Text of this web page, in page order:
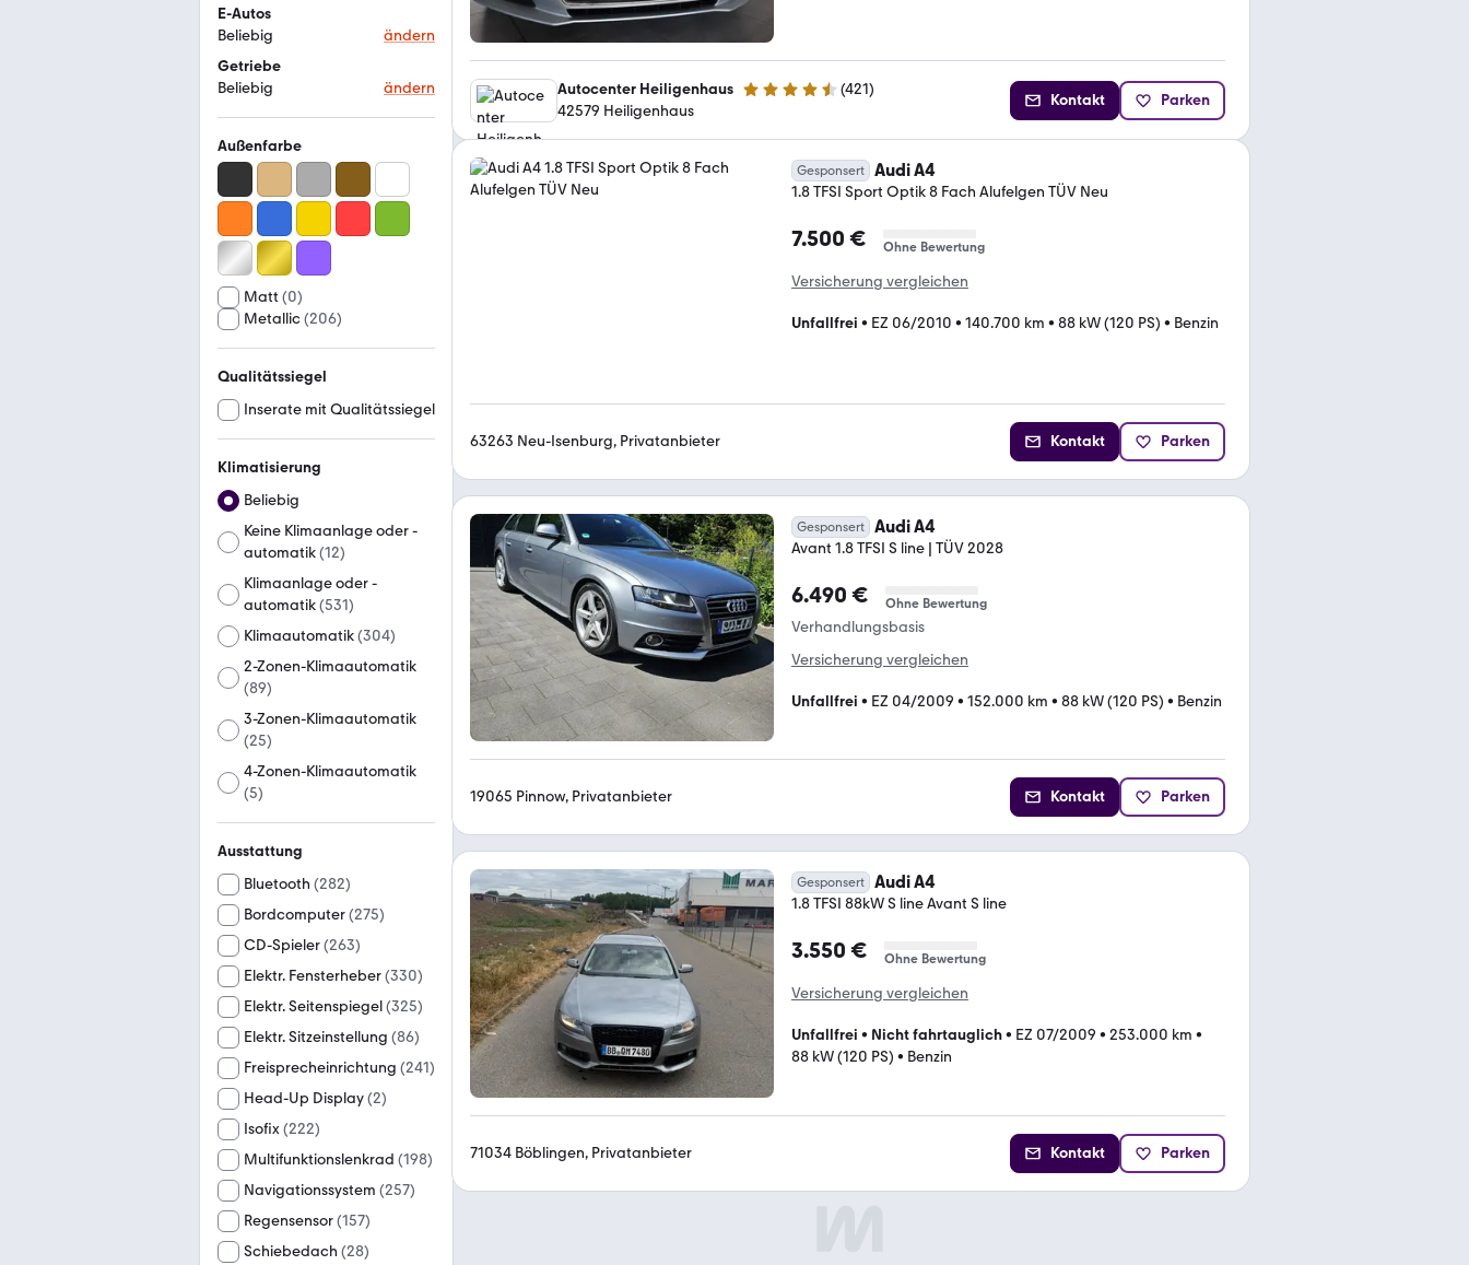
E-Autos
Beliebig
ändern
Getriebe
Beliebig
ändern
Außenfarbe
Matt (0)
Metallic(206)
Qualitätssiegel
Inserate mit Qualitätssiegel
Klimatisierung
Beliebig
Keine Klimaanlage oder -
automatik(12)
Klimaanlage oder -
automatik(531)
Klimaautomatik(304)
2-Zonen-Klimaautomatik
(89)
3-Zonen-Klimaautomatik
(25)
4-Zonen-Klimaautomatik
(5)
Ausstattung
Bluetooth (282)
Bordcomputer(275)
CD-Spieler(263)
Elektr. Fensterheber(330)
Elektr. Seitenspiegel(325)
Elektr. Sitzeinstellung (86)
Freisprecheinrichtung (241)
Head-Up Display(2)
Isofix(222)
Multifunktionslenkrad (198)
Navigationssystem (257)
Regensensor(157)
Schiebedach (28)
Autocenter Heiligenhaus 4.5 Sterne (421)
42579 Heiligenhaus
Kontakt Parken
Gesponsert Audi A4
1.8 TFSI Sport Optik 8 Fach Alufelgen TÜV Neu
7.500 € Ohne Bewertung
Versicherung vergleichen
Unfallfrei • EZ 06/2010 • 140.700 km • 88 kW (120 PS) • Benzin
63263 Neu-Isenburg, Privatanbieter Kontakt Parken
Gesponsert Audi A4
Avant 1.8 TFSI S line | TÜV 2028
6.490 € Ohne Bewertung
Verhandlungsbasis
Versicherung vergleichen
Unfallfrei • EZ 04/2009 • 152.000 km • 88 kW (120 PS) • Benzin
19065 Pinnow, Privatanbieter Kontakt Parken
Gesponsert Audi A4
1.8 TFSI 88kW S line Avant S line
3.550 € Ohne Bewertung
Versicherung vergleichen
Unfallfrei • Nicht fahrtauglich• EZ 07/2009 • 253.000 km •
88 kW (120 PS) • Benzin
71034 Böblingen, Privatanbieter Kontakt Parken